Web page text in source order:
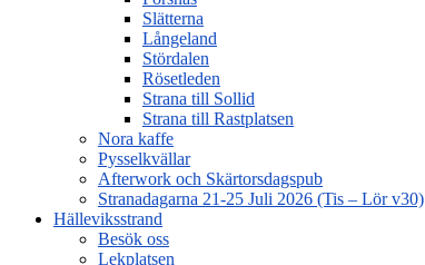
Slätterna
Långeland
Stördalen
Rösetleden
Strana till Sollid
Strana till Rastplatsen
Nora kaffe
Pysselkvällar
Afterwork och Skärtorsdagspub
Stranadagarna 21-25 Juli 2026 (Tis – Lör v30)
Hälleviksstrand
Besök oss
Lekplatsen